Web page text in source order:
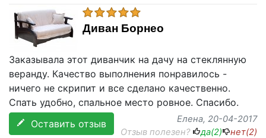
Диван Борнео
Заказывала этот диванчик на дачу на стеклянную
веранду. Качество выполнения понравилось -
ничего не скрипит и все сделано качественно.
Спать удобно, спальное место ровное. Спасибо.
Оставить отзыв
Елена, 20-04-2017
Отзыв полезен?
да(2) нет(2)